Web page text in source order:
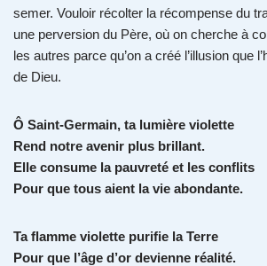
semer. Vouloir récolter la récompense du
une perversion du Père, où on cherche à
les autres parce qu’on a créé l’illusion que
de Dieu.
Ô Saint-Germain, ta lumière violette
Rend notre avenir plus brillant.
Elle consume la pauvreté et les conflits
Pour que tous aient la vie abondante.
Ta flamme violette purifie la Terre
Pour que l’âge d’or devienne réalité.